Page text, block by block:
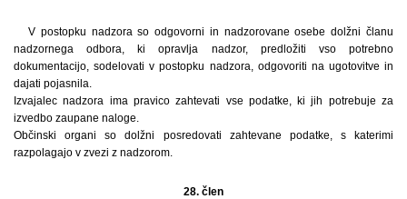
V postopku nadzora so odgovorni in nadzorovane osebe dolžni članu
nadzornega odbora, ki opravlja nadzor, predložiti vso potrebno
dokumentacijo, sodelovati v postopku nadzora, odgovoriti na ugotovitve in
dajati pojasnila.
Izvajalec nadzora ima pravico zahtevati vse podatke, ki jih potrebuje za
izvedbo zaupane naloge.
Občinski organi so dolžni posredovati zahtevane podatke, s katerimi
razpolagajo v zvezi z nadzorom.
28. člen